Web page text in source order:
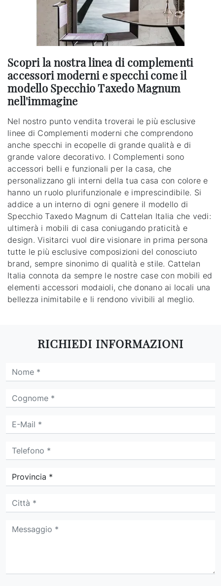
Scopri la nostra linea di complementi
accessori moderni e specchi come il
modello Specchio Taxedo Magnum
nell'immagine
Nel nostro punto vendita troverai le più esclusive
linee di Complementi moderni che comprendono
anche specchi in ecopelle di grande qualità e di
grande valore decorativo. I Complementi sono
accessori belli e funzionali per la casa, che
personalizzano gli interni della tua casa con colore e
hanno un ruolo plurifunzionale e imprescindibile. Si
addice a un interno di ogni genere il modello di
Specchio Taxedo Magnum di Cattelan Italia che vedi:
ultimerà i mobili di casa coniugando praticità e
design. Visitarci vuol dire visionare in prima persona
tutte le più esclusive composizioni del conosciuto
brand, sempre sinonimo di qualità e stile. Cattelan
Italia connota da sempre le nostre case con mobili ed
elementi accessori modaioli, che donano ai locali una
bellezza inimitabile e li rendono vivibili al meglio.
RICHIEDI INFORMAZIONI